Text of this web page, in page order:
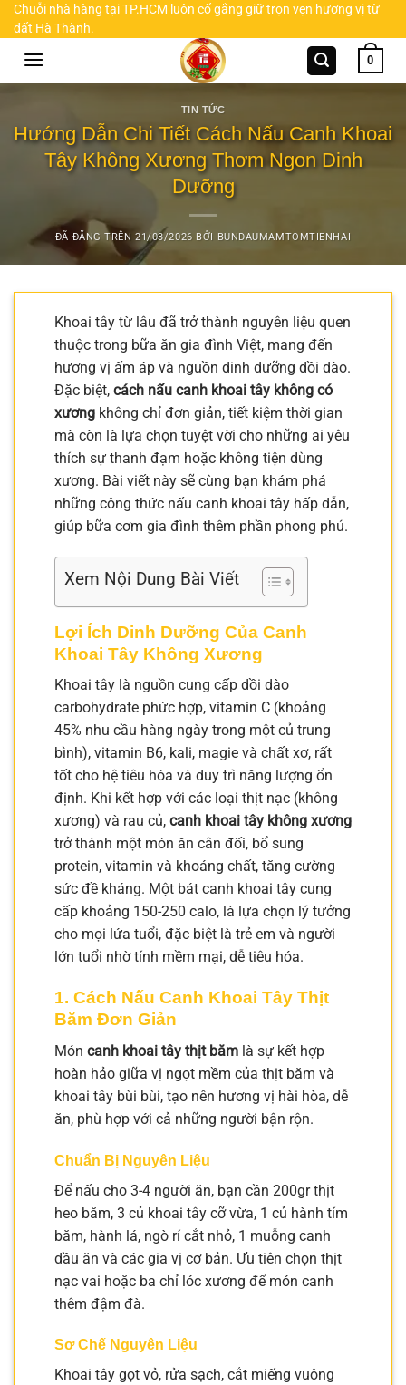
Chuyển
đến
Chuỗi nhà hàng tại TP.HCM luôn cố gắng giữ trọn vẹn hương vị từ
đất Hà Thành.
0
TIN TỨC
Hướng Dẫn Chi Tiết Cách Nấu Canh Khoai
Tây Không Xương Thơm Ngon Dinh
Dưỡng
ĐÃ ĐĂNG TRÊN21/03/2026 BỞI BUNDAUMAMTOMTIENHAI
Khoai tây từ lâu đã trở thành nguyên liệu quen
thuộc trong bữa ăn gia đình Việt, mang đến
hương vị ấm áp và nguồn dinh dưỡng dồi dào.
Đặc biệt, cách nấu canh khoai tây không có
xương không chỉ đơn giản, tiết kiệm thời gian
mà còn là lựa chọn tuyệt vời cho những ai yêu
thích sự thanh đạm hoặc không tiện dùng
xương. Bài viết này sẽ cùng bạn khám phá
những công thức nấu canh khoai tây hấp dẫn,
giúp bữa cơm gia đình thêm phần phong phú.
Xem Nội Dung Bài Viết
Lợi Ích Dinh Dưỡng Của Canh
Khoai Tây Không Xương
Khoai tây là nguồn cung cấp dồi dào
carbohydrate phức hợp, vitamin C (khoảng
45% nhu cầu hàng ngày trong một củ trung
bình), vitamin B6, kali, magie và chất xơ, rất
tốt cho hệ tiêu hóa và duy trì năng lượng ổn
định. Khi kết hợp với các loại thịt nạc (không
xương) và rau củ, canh khoai tây không xương
trở thành một món ăn cân đối, bổ sung
protein, vitamin và khoáng chất, tăng cường
sức đề kháng. Một bát canh khoai tây cung
cấp khoảng 150-250 calo, là lựa chọn lý tưởng
cho mọi lứa tuổi, đặc biệt là trẻ em và người
lớn tuổi nhờ tính mềm mại, dễ tiêu hóa.
1. Cách Nấu Canh Khoai Tây Thịt
Băm Đơn Giản
Món canh khoai tây thịt băm là sự kết hợp
hoàn hảo giữa vị ngọt mềm của thịt băm và
khoai tây bùi bùi, tạo nên hương vị hài hòa, dễ
ăn, phù hợp với cả những người bận rộn.
Chuẩn Bị Nguyên Liệu
Để nấu cho 3-4 người ăn, bạn cần 200gr thịt
heo băm, 3 củ khoai tây cỡ vừa, 1 củ hành tím
băm, hành lá, ngò rí cắt nhỏ, 1 muỗng canh
dầu ăn và các gia vị cơ bản. Ưu tiên chọn thịt
nạc vai hoặc ba chỉ lóc xương để món canh
thêm đậm đà.
Sơ Chế Nguyên Liệu
Khoai tây gọt vỏ, rửa sạch, cắt miếng vuông